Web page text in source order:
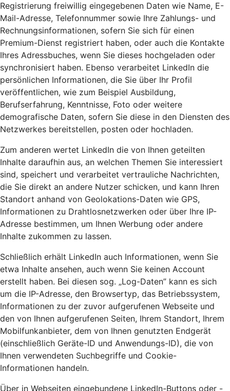
Registrierung freiwillig eingegebenen Daten wie Name, E-
Mail-Adresse, Telefonnummer sowie Ihre Zahlungs- und
Rechnungsinformationen, sofern Sie sich für einen
Premium-Dienst registriert haben, oder auch die Kontakte
Ihres Adressbuches, wenn Sie dieses hochgeladen oder
synchronisiert haben. Ebenso verarbeitet LinkedIn die
persönlichen Informationen, die Sie über Ihr Profil
veröffentlichen, wie zum Beispiel Ausbildung,
Berufserfahrung, Kenntnisse, Foto oder weitere
demografische Daten, sofern Sie diese in den Diensten des
Netzwerkes bereitstellen, posten oder hochladen.
Zum anderen wertet LinkedIn die von Ihnen geteilten
Inhalte daraufhin aus, an welchen Themen Sie interessiert
sind, speichert und verarbeitet vertrauliche Nachrichten,
die Sie direkt an andere Nutzer schicken, und kann Ihren
Standort anhand von Geolokations-Daten wie GPS,
Informationen zu Drahtlosnetzwerken oder über Ihre IP-
Adresse bestimmen, um Ihnen Werbung oder andere
Inhalte zukommen zu lassen.
Schließlich erhält LinkedIn auch Informationen, wenn Sie
etwa Inhalte ansehen, auch wenn Sie keinen Account
erstellt haben. Bei diesen sog. „Log-Daten” kann es sich
um die IP-Adresse, den Browsertyp, das Betriebssystem,
Informationen zu der zuvor aufgerufenen Webseite und
den von Ihnen aufgerufenen Seiten, Ihrem Standort, Ihrem
Mobilfunkanbieter, dem von Ihnen genutzten Endgerät
(einschließlich Geräte-ID und Anwendungs-ID), die von
Ihnen verwendeten Suchbegriffe und Cookie-
Informationen handeln.
Über in Webseiten eingebundene LinkedIn-Buttons oder -